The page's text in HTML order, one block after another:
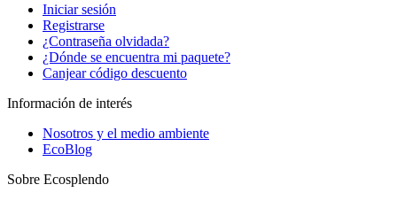
Iniciar sesión
Registrarse
¿Contraseña olvidada?
¿Dónde se encuentra mi paquete?
Canjear código descuento
Información de interés
Nosotros y el medio ambiente
EcoBlog
Sobre Ecosplendo